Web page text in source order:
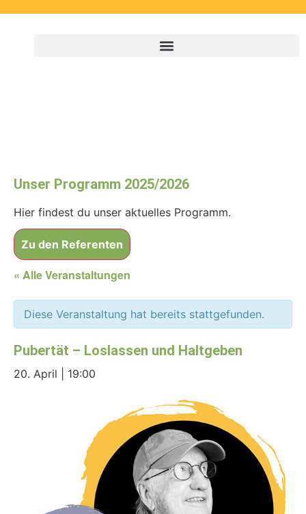
Unser Programm 2025/2026
Hier findest du unser aktuelles Programm.
Zu den Referenten
« Alle Veranstaltungen
Diese Veranstaltung hat bereits stattgefunden.
Pubertät – Loslassen und Haltgeben
20. April | 19:00